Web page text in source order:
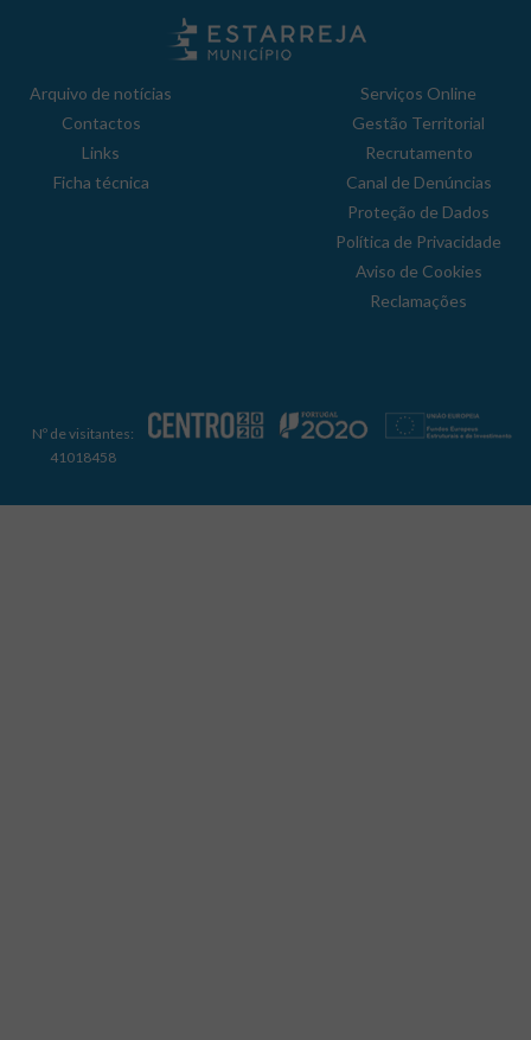
Arquivo de notícias
Contactos
Links
Ficha técnica
Serviços Online
Gestão Territorial
Recrutamento
Canal de Denúncias
Proteção de Dados
Política de Privacidade
Aviso de Cookies
Reclamações
Nº de visitantes:
41018458